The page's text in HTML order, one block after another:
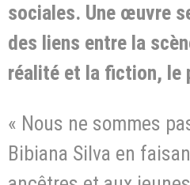
sociales. Une œuvre
des liens entre la
réalité et la fiction, le
« Nous ne sommes
Bibiana Silva en